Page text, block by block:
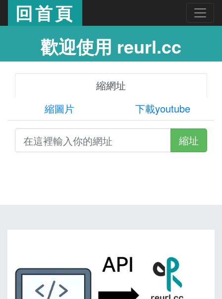
回首頁
歡迎使用 reurl.cc
縮網址
縮圖片
下載youtube
縮址